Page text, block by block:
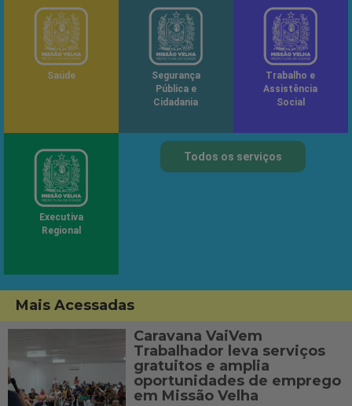
Saúde
Segurança
Pública e
Cidadania
Trabalho e
Assistência
Social
Executiva
Regional
Todos os serviços
Mais Acessadas
Caravana VaiVem
Trabalhador leva serviços
gratuitos e amplia
oportunidades de emprego
em Missão Velha